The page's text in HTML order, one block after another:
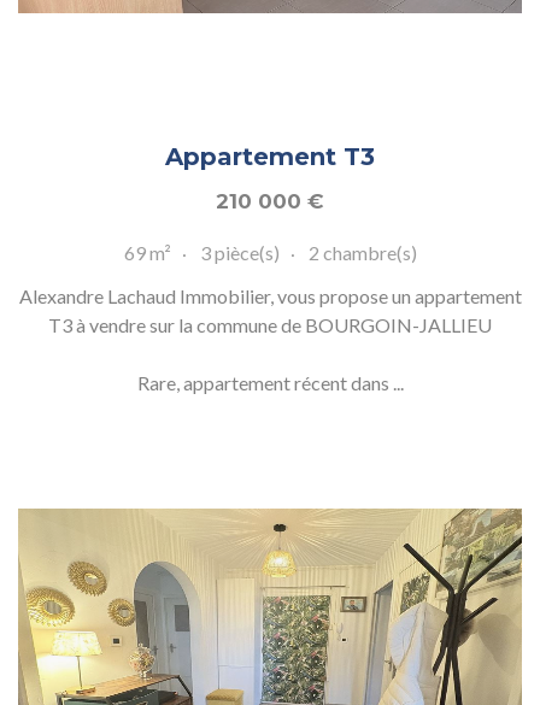
Appartement T3
210 000 €
69 m² 3 pièce(s)
2 chambre(s)
Alexandre Lachaud Immobilier, vous propose un appartement
T3 à vendre sur la commune de BOURGOIN-JALLIEU
Rare, appartement récent dans ...